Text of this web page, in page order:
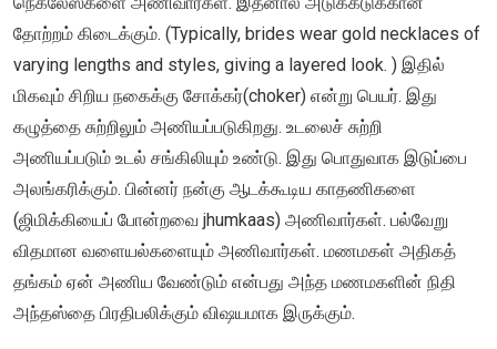
தோற்றம் கிடைக்கும். (Typically, brides wear gold necklaces of
varying lengths and styles, giving a layered look. ) இதில்
மிகவும் சிறிய நகைக்கு சோக்கர்(choker) என்று பெயர். இது
கழுத்தை சுற்றிலும் அணியப்படுகிறது. உடலைச் சுற்றி
அணியப்படும் உடல் சங்கிலியும் உண்டு. இது பொதுவாக இடுப்பை
அலங்கரிக்கும். பின்னர் நன்கு ஆடக்கூடிய காதணிகளை
(ஜிமிக்கியைப் போன்றவை jhumkaas) அணிவார்கள். பல்வேறு
விதமான வளையல்களையும் அணிவார்கள். மணமகள் அதிகத்
தங்கம் ஏன் அணிய வேண்டும் என்பது அந்த மணமகளின் நிதி
அந்தஸ்தை பிரதிபலிக்கும் விஷயமாக இருக்கும்.